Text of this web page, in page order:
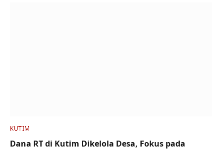
KUTIM
Dana RT di Kutim Dikelola Desa, Fokus pada